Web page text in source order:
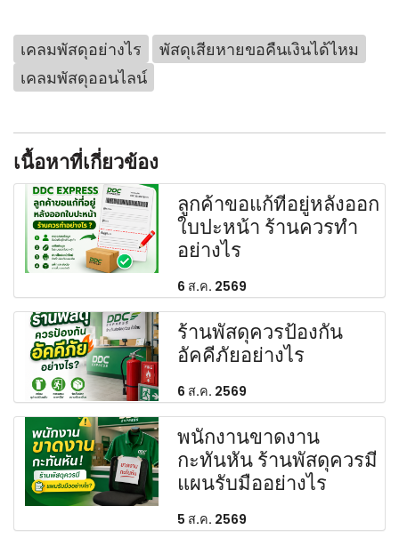
เคลมพัสดุอย่างไร
พัสดุเสียหายขอคืนเงินได้ไหม
เคลมพัสดุออนไลน์
เนื้อหาที่เกี่ยวข้อง
ลูกค้าขอแก้ที่อยู่หลังออก
ใบปะหน้า ร้านควรทำ
อย่างไร
6 ส.ค. 2569
ร้านพัสดุควรป้องกัน
อัคคีภัยอย่างไร
6 ส.ค. 2569
พนักงานขาดงาน
กะทันหัน ร้านพัสดุควรมี
แผนรับมืออย่างไร
5 ส.ค. 2569